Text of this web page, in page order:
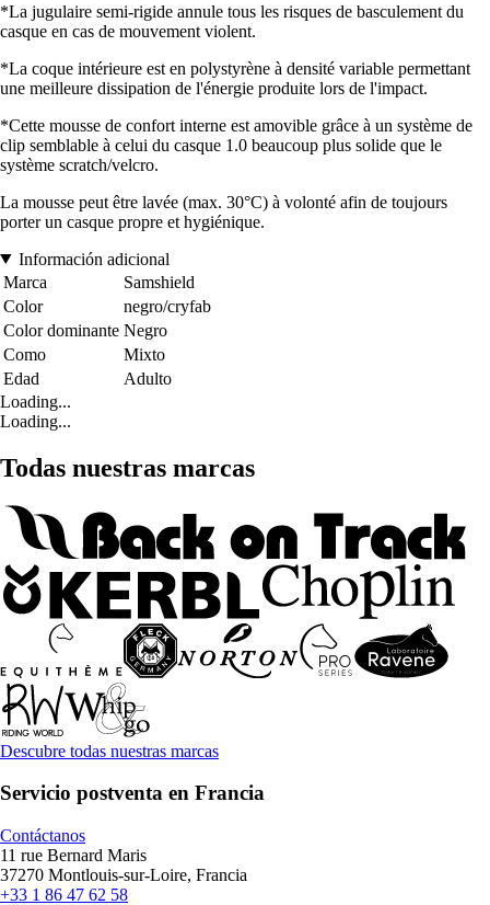
*La jugulaire semi-rigide annule tous les risques de basculement du
casque en cas de mouvement violent.
*La coque intérieure est en polystyrène à densité variable permettant
une meilleure dissipation de l'énergie produite lors de l'impact.
*Cette mousse de confort interne est amovible grâce à un système de
clip semblable à celui du casque 1.0 beaucoup plus solide que le
système scratch/velcro.
La mousse peut être lavée (max. 30°C) à volonté afin de toujours
porter un casque propre et hygiénique.
Información adicional
Marca
Samshield
Color
negro/cryfab
Color dominante Negro
Como
Mixto
Edad
Adulto
Loading...
Loading...
Todas nuestras marcas
Descubre todas nuestras marcas
Servicio postventa en Francia
Contáctanos
11 rue Bernard Maris
37270 Montlouis-sur-Loire, Francia
+33 1 86 47 62 58